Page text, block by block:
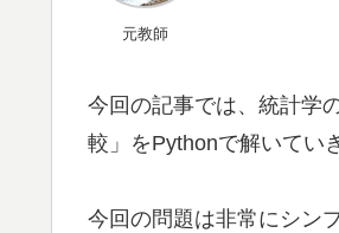
元教師
今回の記事では、統計学
較」をPythonで解いてい
今回の問題は非常にシン